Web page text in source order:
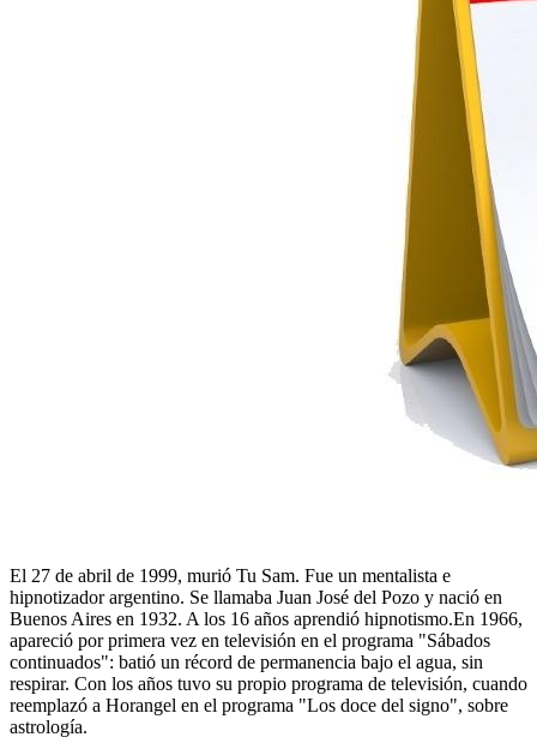
El 27 de abril de 1999, murió Tu Sam. Fue un mentalista e
hipnotizador argentino. Se llamaba Juan José del Pozo y nació en
Buenos Aires en 1932. A los 16 años aprendió hipnotismo.En 1966,
apareció por primera vez en televisión en el programa "Sábados
continuados": batió un récord de permanencia bajo el agua, sin
respirar. Con los años tuvo su propio programa de televisión, cuando
reemplazó a Horangel en el programa "Los doce del signo", sobre
astrología.